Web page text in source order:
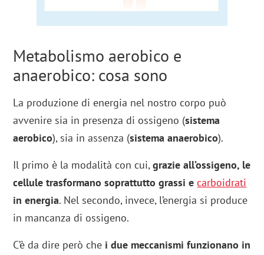
Metabolismo aerobico e
anaerobico: cosa sono
La produzione di energia nel nostro corpo può
avvenire sia in presenza di ossigeno (sistema
aerobico), sia in assenza (sistema anaerobico).
Il primo è la modalità con cui,grazie all’ossigeno, le
cellule trasformano soprattutto grassi ecarboidrati
in energia. Nel secondo, invece, l’energia si produce
in mancanza di ossigeno.
C’è da dire però che i due meccanismi funzionano in